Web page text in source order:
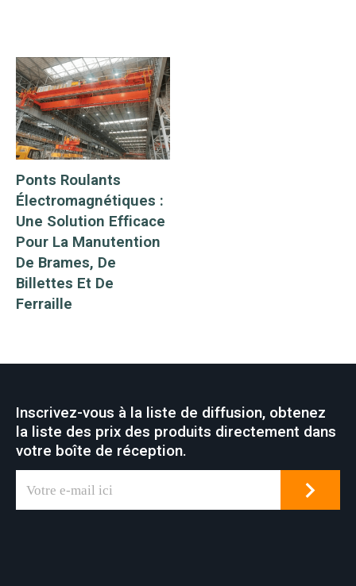
Ponts Roulants
Électromagnétiques :
Une Solution Efficace
Pour La Manutention
De Brames, De
Billettes Et De
Ferraille
Inscrivez-vous à la liste de diffusion, obtenez
la liste des prix des produits directement dans
votre boîte de réception.